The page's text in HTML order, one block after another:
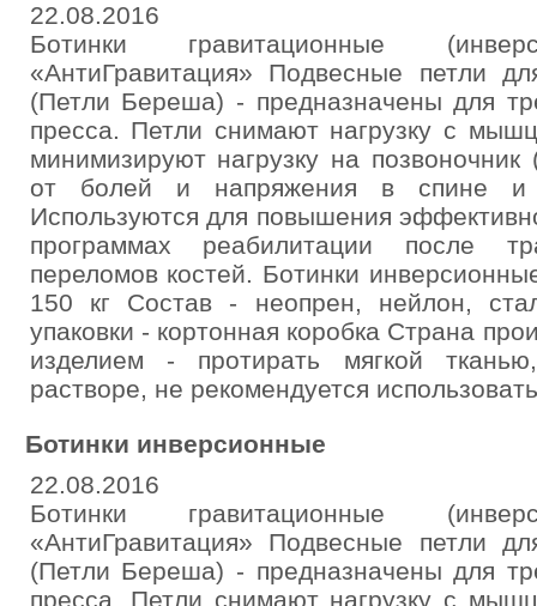
22.08.2016
Ботинки гравитационные
«АнтиГравитация» Подвесные петли
(Петли Береша) - предназначены для
пресса. Петли снимают нагрузку с
минимизируют нагрузку на позвоночник
от болей и напряжения в спине и
Используются для повышения
программах реабилитации после
переломов костей. Ботинки
150 кг Состав - неопрен, нейлон,
упаковки - кортонная коробка Страна
изделием - протирать мягкой
растворе, не рекомендуется
Ботинки инверсионные
22.08.2016
Ботинки гравитационные
«АнтиГравитация» Подвесные петли
(Петли Береша) - предназначены для
пресса. Петли снимают нагрузку с